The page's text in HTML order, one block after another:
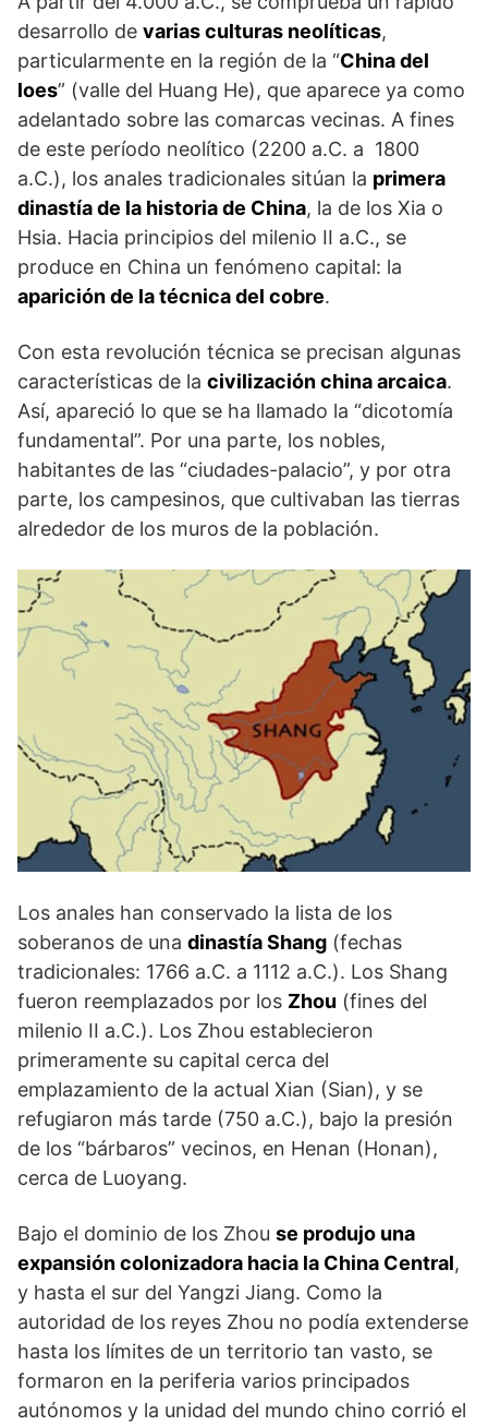
desarrollo de varias culturas neolíticas,
particularmente en la región de la “China del
loes” (valle del Huang He), que aparece ya como
adelantado sobre las comarcas vecinas. A fines
de este período neolítico (2200 a.C. a 1800
a.C.), los anales tradicionales sitúan la primera
dinastía de la historia de China, la de los Xia o
Hsia. Hacia principios del milenio II a.C., se
produce en China un fenómeno capital: la
aparición de la técnica del cobre.
Con esta revolución técnica se precisan algunas
características de la civilización china arcaica.
Así, apareció lo que se ha llamado la “dicotomía
fundamental”. Por una parte, los nobles,
habitantes de las “ciudades-palacio”, y por otra
parte, los campesinos, que cultivaban las tierras
alrededor de los muros de la población.
Los anales han conservado la lista de los
soberanos de una dinastía Shang (fechas
tradicionales: 1766 a.C. a 1112 a.C.). Los Shang
fueron reemplazados por los Zhou (fines del
milenio II a.C.). Los Zhou establecieron
primeramente su capital cerca del
emplazamiento de la actual Xian (Sian), y se
refugiaron más tarde (750 a.C.), bajo la presión
de los “bárbaros” vecinos, en Henan (Honan),
cerca de Luoyang.
Bajo el dominio de los Zhou se produjo una
expansión colonizadora hacia la China Central,
y hasta el sur del Yangzi Jiang. Como la
autoridad de los reyes Zhou no podía extenderse
hasta los límites de un territorio tan vasto, se
formaron en la periferia varios principados
autónomos y la unidad del mundo chino corrió el